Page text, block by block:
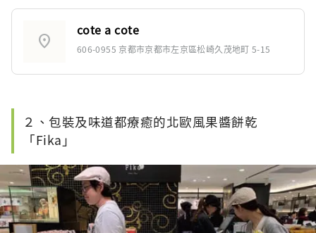
location_on
cote a cote
606-0955 京都市京都市左京區松崎久茂地町 5-15
２、包裝及味道都療癒的北歐風果醬餅乾
「Fika」